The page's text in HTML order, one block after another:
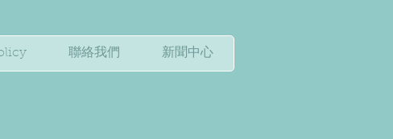
聯絡我們 新聞中心